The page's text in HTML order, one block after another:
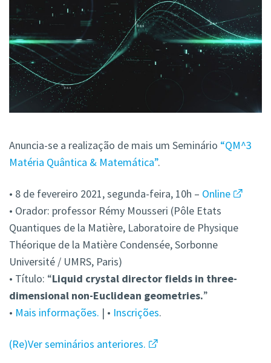
Anuncia-se a realização de mais um Seminário “QM^3
Matéria Quântica & Matemática”.
• 8 de fevereiro 2021, segunda-feira, 10h – Online
• Orador: professor Rémy Mousseri (Pôle Etats
Quantiques de la Matière, Laboratoire de Physique
Théorique de la Matière Condensée, Sorbonne
Université / UMRS, Paris)
• Título: “Liquid crystal director fields in three-
dimensional non-Euclidean geometries.”
• Mais informações. | • Inscrições.
(Re)Ver seminários anteriores.